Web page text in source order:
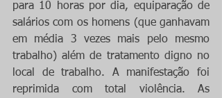
para 10 horas por dia, equiparação de
salários com os homens (que ganhavam
em média 3 vezes mais pelo mesmo
trabalho) além de tratamento digno no
local de trabalho. A manifestação foi
reprimida com total violência. As